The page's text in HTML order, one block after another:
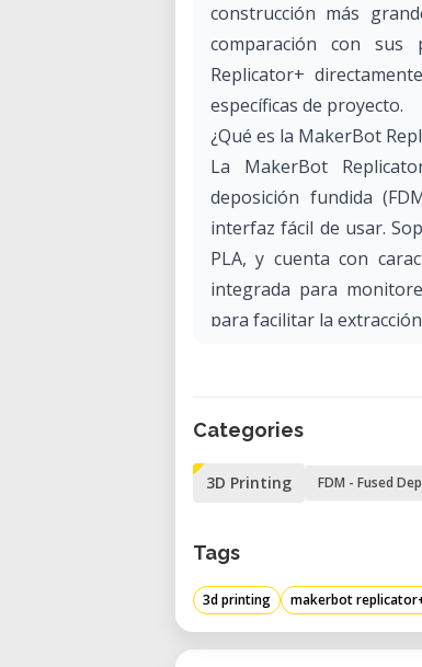
construcción más
comparación con sus
Replicator+
específicas de proyecto.
¿Qué es la MakerBot
La MakerBot
deposición fundida
interfaz fácil de usar.
PLA, y cuenta con
integrada para
para facilitar la
• Prototipado Rápido
• Proyectos Educativos
• Diseño de Productos
presentación de diseños.
• Herramientas
herramientas
Categories
3D Printing FDM - Fused
Tags
3d printing makerbot